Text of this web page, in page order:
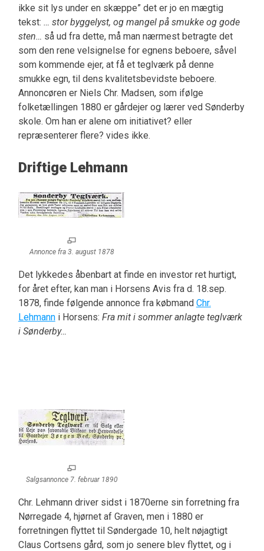
ikke sit lys under en skæppe” det er jo en mægtig
tekst: … stor byggelyst, og mangel på smukke og gode
sten… så ud fra dette, må man nærmest betragte det
som den rene velsignelse for egnens beboere, såvel
som kommende ejer, at få et teglværk på denne
smukke egn, til dens kvalitetsbevidste beboere.
Annoncøren er Niels Chr. Madsen, som ifølge
folketællingen 1880 er gårdejer og lærer ved Sønderby
skole. Om han er alene om initiativet? eller
repræsenterer flere? vides ikke.
Driftige Lehmann
Annonce fra 3. august 1878
Det lykkedes åbenbart at finde en investor ret hurtigt,
for året efter, kan man i Horsens Avis fra d. 18.sep.
1878, finde følgende annonce fra købmand Chr.
Lehmanni Horsens: Fra mit i sommer anlagte teglværk
i Sønderby…
Salgsannonce 7. februar 1890
Chr. Lehmann driver sidst i 1870erne sin forretning fra
Nørregade 4, hjørnet af Graven, men i 1880 er
forretningen flyttet til Søndergade 10, helt nøjagtigt
Claus Cortsens gård, som jo senere blev flyttet, og i